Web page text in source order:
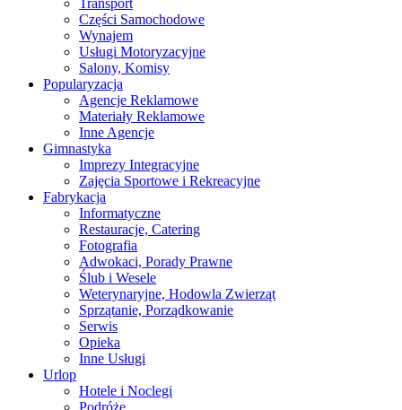
Transport
Części Samochodowe
Wynajem
Usługi Motoryzacyjne
Salony, Komisy
Popularyzacja
Agencje Reklamowe
Materiały Reklamowe
Inne Agencje
Gimnastyka
Imprezy Integracyjne
Zajęcia Sportowe i Rekreacyjne
Fabrykacja
Informatyczne
Restauracje, Catering
Fotografia
Adwokaci, Porady Prawne
Ślub i Wesele
Weterynaryjne, Hodowla Zwierząt
Sprzątanie, Porządkowanie
Serwis
Opieka
Inne Usługi
Urlop
Hotele i Noclegi
Podróże